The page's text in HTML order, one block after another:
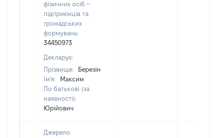
фізичних осіб –
підприємців та
громадських
формувань:
34450973
Декларує:
Прізвище:
Березін
Ім'я:
Максим
По батькові (за
наявності):
Юрійович
Джерело